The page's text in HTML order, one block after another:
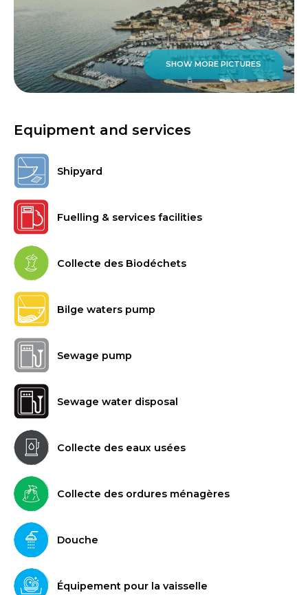
SHOW MORE PICTURES
Equipment and services
Shipyard
Fuelling & services facilities
Collecte des Biodéchets
Bilge waters pump
Sewage pump
Sewage water disposal
Collecte des eaux usées
Collecte des ordures ménagères
Douche
Équipement pour la vaisselle